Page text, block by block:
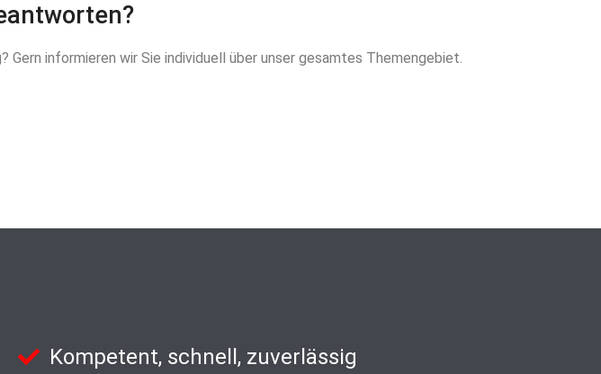
Gern informieren wir Sie individuell über unser gesamtes Themengebiet.
Kompetent, schnell, zuverlässig